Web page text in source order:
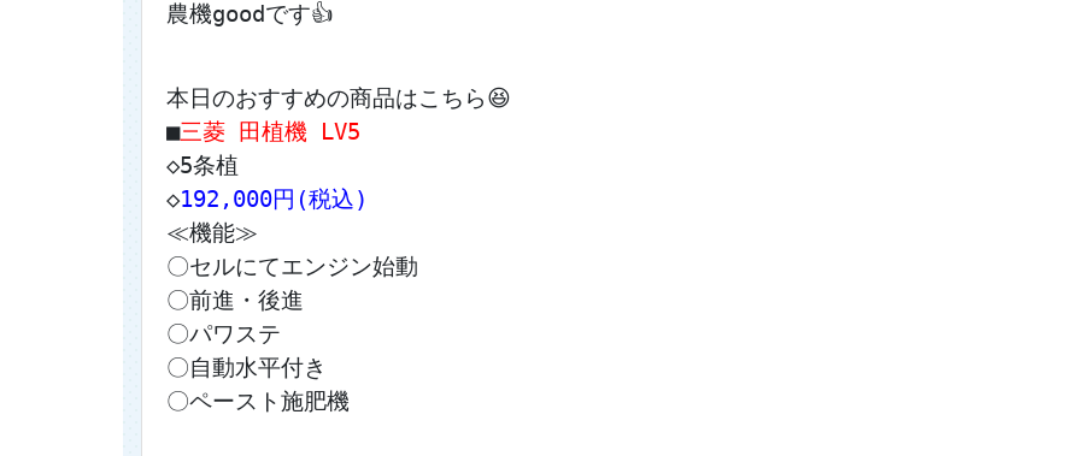
農機goodです👍
本日のおすすめの商品はこちら😆
■三菱 田植機 LV5
◇5条植
◇192,000円(税込)
≪機能≫
〇セルにてエンジン始動
〇前進・後進
〇パワステ
〇自動水平付き
〇ペースト施肥機